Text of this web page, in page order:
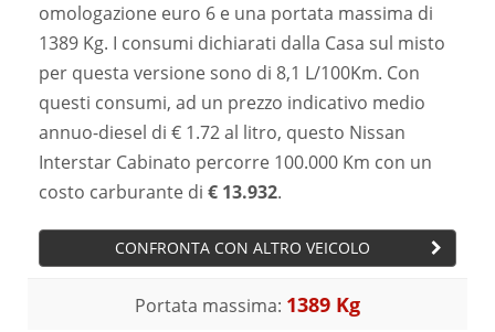
omologazione euro 6 e una portata massima di
1389 Kg. I consumi dichiarati dalla Casa sul misto
per questa versione sono di 8,1 L/100Km. Con
questi consumi, ad un prezzo indicativo medio
annuo-diesel di € 1.72 al litro, questo Nissan
Interstar Cabinato percorre 100.000 Km con un
costo carburante di € 13.932.
CONFRONTA CON ALTRO VEICOLO
Portata massima: 1389 Kg